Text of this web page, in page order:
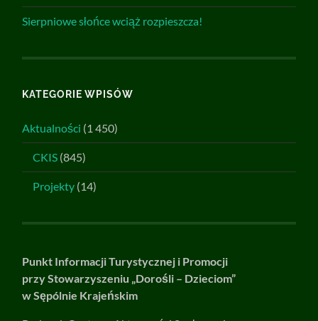
Sierpniowe słońce wciąż rozpieszcza!
KATEGORIE WPISÓW
Aktualności (1 450)
CKIS (845)
Projekty (14)
Punkt Informacji Turystycznej i Promocji
przy Stowarzyszeniu „Dorośli – Dzieciom”
w Sępólnie Krajeńskim